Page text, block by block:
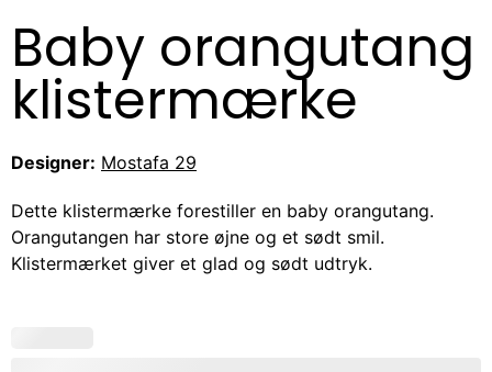
Baby orangutang
klistermærke
Designer: Mostafa 29
Dette klistermærke forestiller en baby orangutang.
Orangutangen har store øjne og et sødt smil.
Klistermærket giver et glad og sødt udtryk.